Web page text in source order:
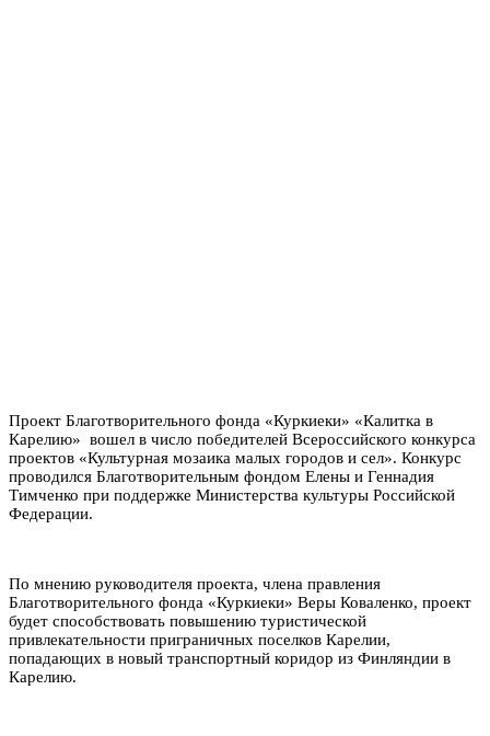
Проект Благотворительного фонда «Куркиеки» «Калитка в
Карелию» вошел в число победителей Всероссийского конкурса
проектов «Культурная мозаика малых городов и сел». Конкурс
проводился Благотворительным фондом Елены и Геннадия
Тимченко при поддержке Министерства культуры Российской
Федерации.
По мнению руководителя проекта, члена правления
Благотворительного фонда «Куркиеки» Веры Коваленко, проект
будет способствовать повышению туристической
привлекательности приграничных поселков Карелии,
попадающих в новый транспортный коридор из Финляндии в
Карелию.